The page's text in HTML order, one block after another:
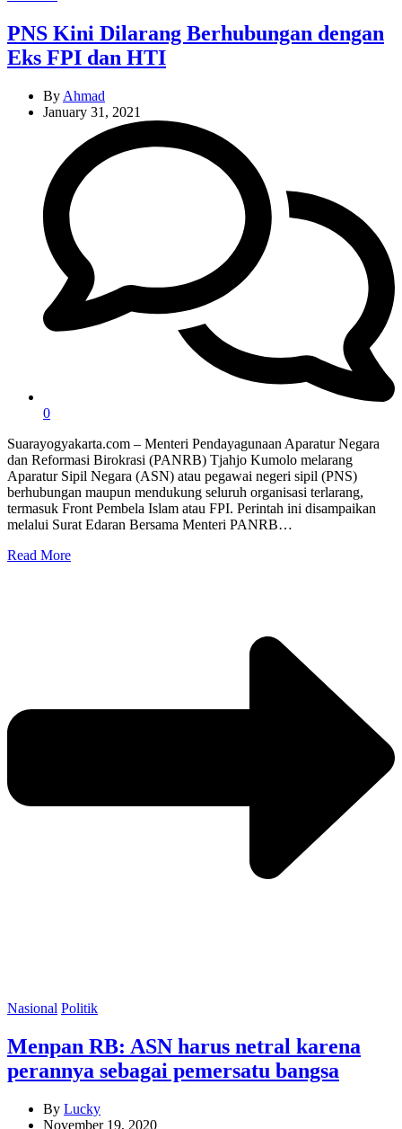
PNS Kini Dilarang Berhubungan dengan
Eks FPI dan HTI
By Ahmad
January 31, 2021
0
Suarayogyakarta.com – Menteri Pendayagunaan Aparatur Negara
dan Reformasi Birokrasi (PANRB) Tjahjo Kumolo melarang
Aparatur Sipil Negara (ASN) atau pegawai negeri sipil (PNS)
berhubungan maupun mendukung seluruh organisasi terlarang,
termasuk Front Pembela Islam atau FPI. Perintah ini disampaikan
melalui Surat Edaran Bersama Menteri PANRB…
Read More
Categories
Nasional Politik
Menpan RB: ASN harus netral karena
perannya sebagai pemersatu bangsa
By Lucky
November 19, 2020